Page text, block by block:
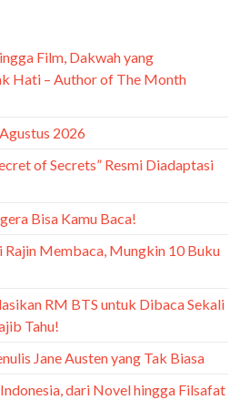
Film, Dakwah yang
Hati – Author of The Month
2026
of Secrets” Resmi Diadaptasi
Bisa Kamu Baca!
Membaca, Mungkin 10 Buku
RM BTS untuk Dibaca Sekali
Tahu!
Jane Austen yang Tak Biasa
dari Novel hingga Filsafat